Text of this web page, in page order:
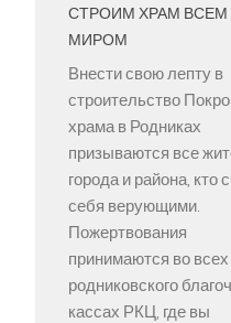
СТРОИМ ХРАМ ВСЕМ
МИРОМ
Внести свою лепту в
строительство
храма в Родниках
призываются все
города и района, кто
себя верующими.
Пожертвования
принимаются во
родниковского
кассах РКЦ, где вы